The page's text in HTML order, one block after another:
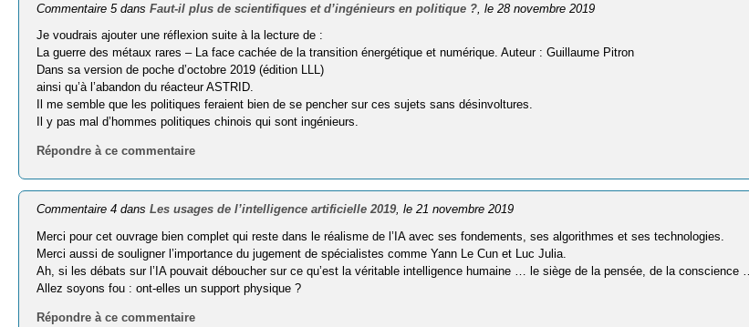
Commentaire 5 dansFaut-il plus de scientifiques et d’ingénieurs en politique ? , le 28 novembre 2019
Je voudrais ajouter une réflexion suite à la lecture de :
La guerre des métaux rares – La face cachée de la transition énergétique et numérique. Auteur : Guillaume Pitron
Dans sa version de poche d’octobre 2019 (édition LLL)
ainsi qu’à l’abandon du réacteur ASTRID.
Il me semble que les politiques feraient bien de se pencher sur ces sujets sans désinvoltures.
Il y pas mal d’hommes politiques chinois qui sont ingénieurs.
Répondre à ce commentaire
Commentaire 4 dansLes usages de l’intelligence artificielle 2019, le 21 novembre 2019
Merci pour cet ouvrage bien complet qui reste dans le réalisme de l’IA avec ses fondements, ses algorithmes et ses technologies.
Merci aussi de souligner l’importance du jugement de spécialistes comme Yann Le Cun et Luc Julia.
Ah, si les débats sur l’IA pouvait déboucher sur ce qu’est la véritable intelligence humaine … le siège de la pensée, de la conscience …
Allez soyons fou : ont-elles un support physique ?
Répondre à ce commentaire